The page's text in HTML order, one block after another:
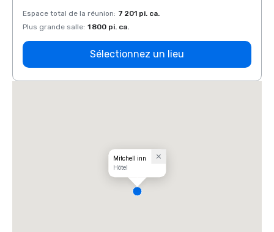
Espace total de la réunion: 7 201 pi. ca.
Plus grande salle: 1 800 pi. ca.
Sélectionnez un lieu
Mitchell inn
Hôtel